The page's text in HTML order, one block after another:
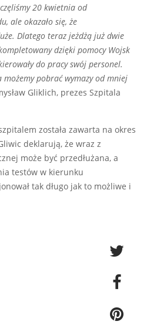
20 kwietnia od
ale okazało się, że
Dlatego teraz jeżdżą już dwie
dzięki pomocy Wojsk
do pracy swój personel.
możemy pobrać wymazy od mniej
Gliklich, prezes Szpitala
została zawarta na okres
deklarują, że wraz z
może być przedłużana, a
testów w kierunku
tak długo jak to możliwe i